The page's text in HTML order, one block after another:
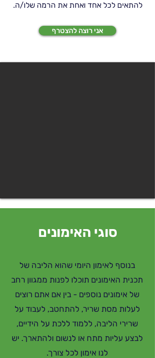
להתאים לכל אחד ואחת את הרמה שלו/ה.
אני רוצה להצטרף
סוגי האימונים
בנוסף לאימון היומי שהוא הליבה של
תכנית האימונים תוכלו לפנות ממגוון רחב
של אימונים נוספים - בין אם אתם רוצים
לעלות מסת שריר, להתחטב, לעבוד על
שרירי הליבה, ללמוד ללכת על הידיים,
לבצע עליות מתח או לנשום ולהתארך. יש
לנו אימון לכל צורך.